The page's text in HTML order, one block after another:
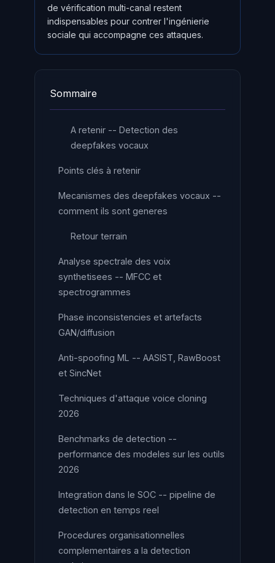
de vérification multi-canal restent
indispensables pour contrer l'ingénierie
sociale qui accompagne ces attaques.
Sommaire
A retenir -- Detection des
deepfakes vocaux
Points clés à retenir
Mecanismes des deepfakes vocaux --
comment ils sont generes
Retour terrain
Analyse spectrale des voix
synthetisees -- MFCC et
spectrogrammes
Phase inconsistencies et artefacts
GAN/diffusion
Anti-spoofing ML -- AASIST, RawBoost
et SincNet
Techniques d'attaque voice cloning
2026
Benchmarks de detection --
performance des modeles sur les outils
2026
Integration dans le SOC -- pipeline de
detection en temps reel
Procedures organisationnelles
complementaires a la detection